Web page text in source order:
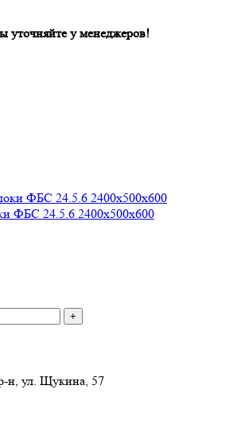
уточняйте у менеджеров!
ФБС 24.5.6 2400х500х600
+
н, ул. Щукина, 57